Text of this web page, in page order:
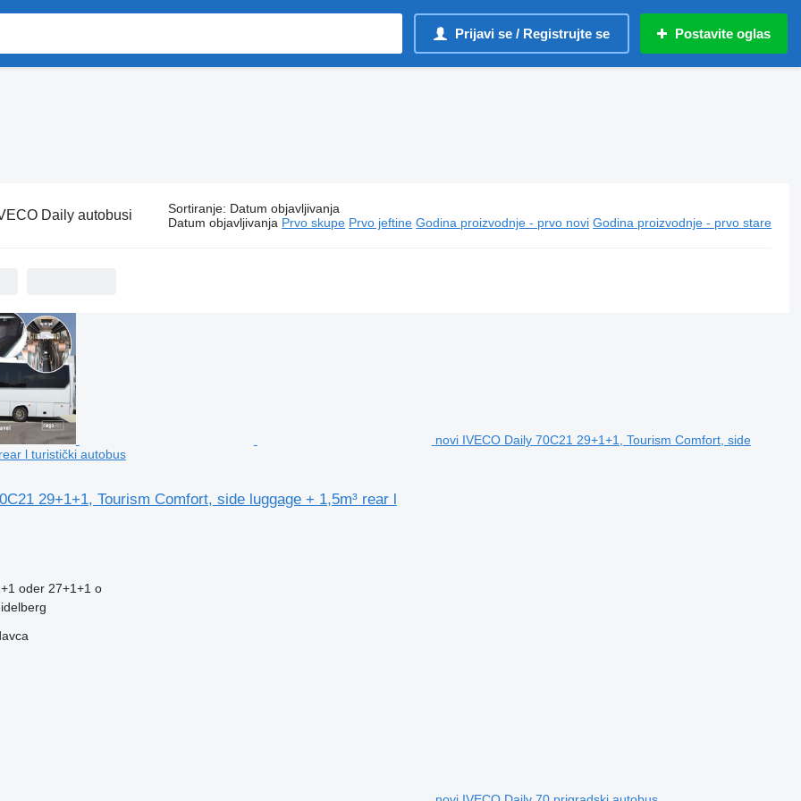
Prijavi se / Registrujte se Postavite oglas
Daily autobusi Sortiranje: Datum objavljivanja
Datum objavljivanja Prvo skupe Prvo jeftine Godina proizvodnje - prvo novi Godina proizvodnje - prvo stare
novi IVECO Daily 70C21 29+1+1, Tourism Comfort, side
l turistički autobus
29+1+1, Tourism Comfort, side luggage + 1,5m³ rear l
oder 27+1+1 o